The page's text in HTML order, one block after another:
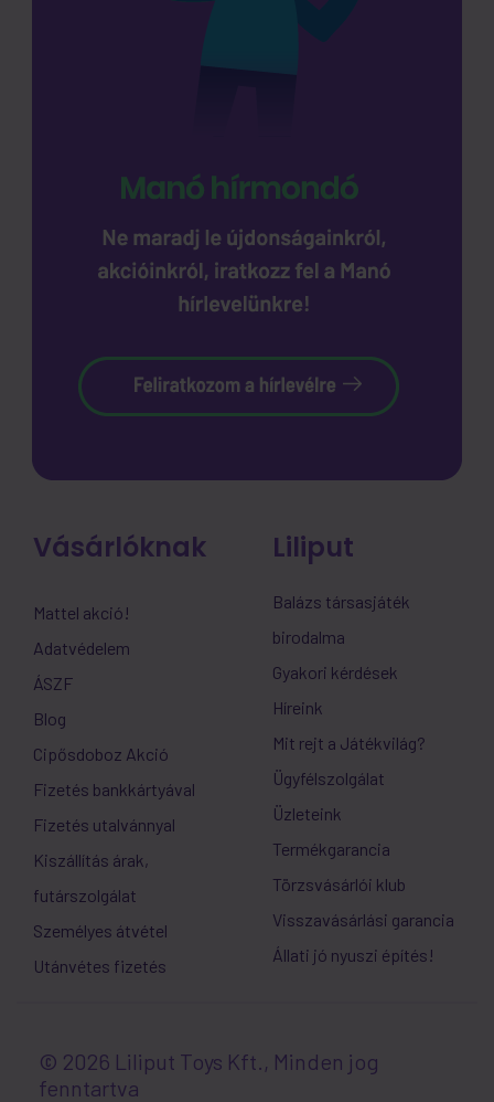
Vásárlóknak
Mattel akció!
Adatvédelem
ÁSZF
Blog
Cipősdoboz Akció
Fizetés bankkártyával
Fizetés utalvánnyal
Kiszállítás árak,
futárszolgálat
Személyes átvétel
Utánvétes fizetés
Liliput
Balázs társasjáték
birodalma
Gyakori kérdések
Híreink
Mit rejt a Játékvilág?
Ügyfélszolgálat
Üzleteink
Termékgarancia
Törzsvásárlói klub
Visszavásárlási garancia
Állati jó nyuszi építés!
© 2026 Liliput Toys Kft., Minden jog
fenntartva